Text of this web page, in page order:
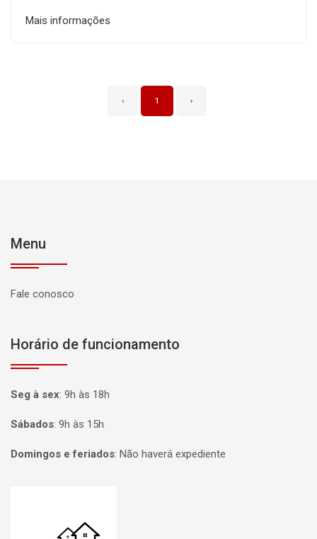
Mais informações
‹ 1 ›
Menu
Fale conosco
Horário de funcionamento
Seg à sex: 9h às 18h
Sábados: 9h às 15h
Domingos e feriados: Não haverá expediente